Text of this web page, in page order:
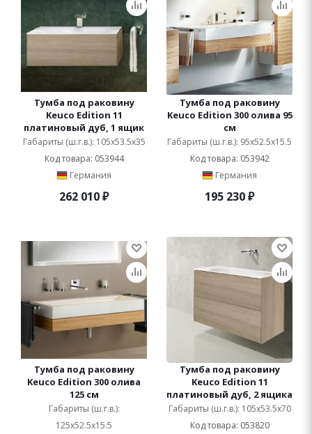
Тумба под раковину
Keuco Edition 11
платиновый дуб, 1 ящик
Габариты (ш.г.в.): 105x53.5x35
Код товара: 053944
Германия
262 010₽
Тумба под раковину
Keuco Edition 300 олива 95
см
Габариты (ш.г.в.): 95x52.5x15.5
Код товара: 053942
Германия
195 230₽
Тумба под раковину
Keuco Edition 300 олива
125 см
Габариты (ш.г.в.):
125x52.5x15.5
Тумба под раковину
Keuco Edition 11
платиновый дуб, 2 ящика
Габариты (ш.г.в.): 105x53.5x70
Код товара: 053820